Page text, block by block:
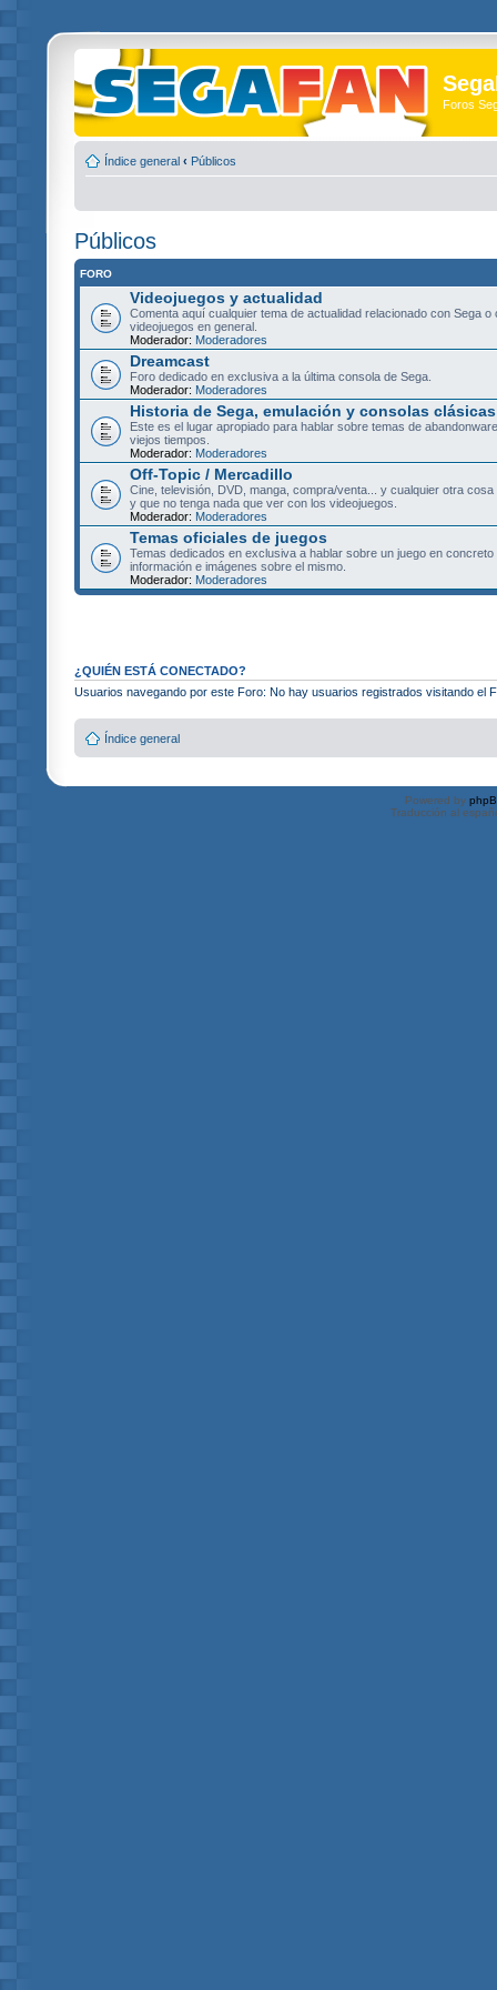
Foros
Índice general ‹ Públicos
Públicos
FORO
Videojuegos y actualidad
Comenta aquí cualquier tema de actualidad relacionado con Sega o
videojuegos en general.
Moderador: Moderadores
Dreamcast
Foro dedicado en exclusiva a la última consola de Sega.
Moderador: Moderadores
Historia de Sega, emulación y consolas clásicas
Este es el lugar apropiado para hablar sobre temas de
viejos tiempos.
Moderador: Moderadores
Off-Topic / Mercadillo
Cine, televisión, DVD, manga, compra/venta... y cualquier otra
y que no tenga nada que ver con los videojuegos.
Moderador: Moderadores
Temas oficiales de juegos
Temas dedicados en exclusiva a hablar sobre un juego en concreto
información e imágenes sobre el mismo.
Moderador: Moderadores
¿QUIÉN ESTÁ CONECTADO?
Usuarios navegando por este Foro: No hay usuarios registrados visitando el
Índice general
Powered by
Traducción al